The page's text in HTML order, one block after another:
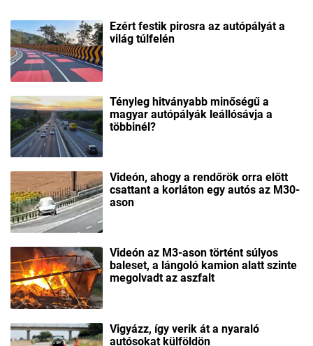
Ezért festik pirosra az autópályát a
világ túlfelén
Tényleg hitványabb minőségű a
magyar autópályák leállósávja a
többinél?
Videón, ahogy a rendőrök orra előtt
csattant a korláton egy autós az M30-
ason
Videón az M3-ason történt súlyos
baleset, a lángoló kamion alatt szinte
megolvadt az aszfalt
Vigyázz, így verik át a nyaraló
autósokat külföldön